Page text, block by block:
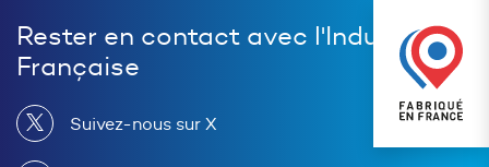
Rester en contact avec l'Industrie
Française
Suivez-nous sur X